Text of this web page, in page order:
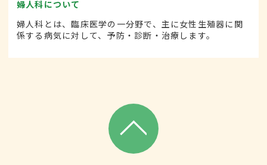
婦人科について
婦人科とは、臨床医学の一分野で、主に女性生殖器に関
係する病気に対して、予防・診断・治療します。